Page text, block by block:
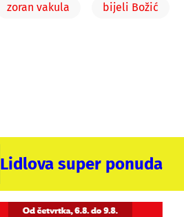
zoran vakula bijeli Božić
Lidlova super ponuda